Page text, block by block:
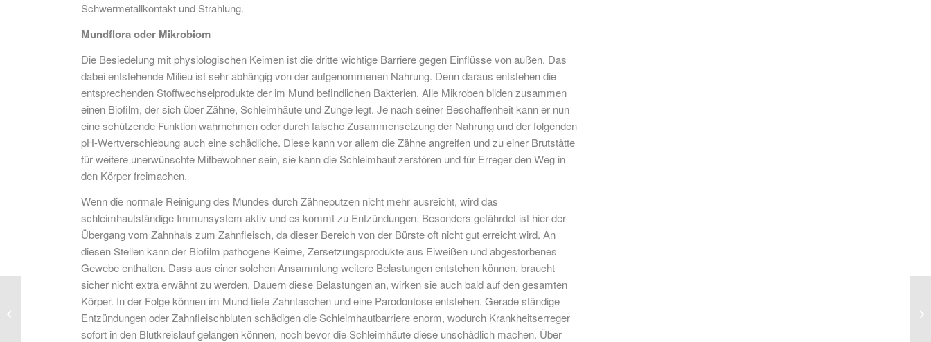
Schwermetallkontakt und Strahlung.
Mundflora oder Mikrobiom
Die Besiedelung mit physiologischen Keimen ist die dritte wichtige Barriere gegen Einflüsse von außen. Das
dabei entstehende Milieu ist sehr abhängig von der aufgenommenen Nahrung. Denn daraus entstehen die
entsprechenden Stoffwechselprodukte der im Mund befindlichen Bakterien. Alle Mikroben bilden zusammen
einen Biofilm, der sich über Zähne, Schleimhäute und Zunge legt. Je nach seiner Beschaffenheit kann er nun
eine schützende Funktion wahrnehmen oder durch falsche Zusammensetzung der Nahrung und der folgenden
pH-Wertverschiebung auch eine schädliche. Diese kann vor allem die Zähne angreifen und zu einer Brutstätte
für weitere unerwünschte Mitbewohner sein, sie kann die Schleimhaut zerstören und für Erreger den Weg in
den Körper freimachen.
Wenn die normale Reinigung des Mundes durch Zähneputzen nicht mehr ausreicht, wird das
schleimhautständige Immunsystem aktiv und es kommt zu Entzündungen. Besonders gefährdet ist hier der
Übergang vom Zahnhals zum Zahnfleisch, da dieser Bereich von der Bürste oft nicht gut erreicht wird. An
diesen Stellen kann der Biofilm pathogene Keime, Zersetzungsprodukte aus Eiweißen und abgestorbenes
Gewebe enthalten. Dass aus einer solchen Ansammlung weitere Belastungen entstehen können, braucht
sicher nicht extra erwähnt zu werden. Dauern diese Belastungen an, wirken sie auch bald auf den gesamten
Körper. In der Folge können im Mund tiefe Zahntaschen und eine Parodontose entstehen. Gerade ständige
Entzündungen oder Zahnfleischbluten schädigen die Schleimhautbarriere enorm, wodurch Krankheitserreger
sofort in den Blutkreislauf gelangen können, noch bevor die Schleimhäute diese unschädlich machen. Über
Sauerstoff ist Leben – Teil 3 – ein
Erfahrungsbericht